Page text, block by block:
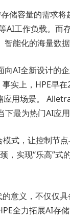
储容量的需求将
AI工作负载。而
能化的海量数据
AI全新设计的
实上，HPE早
用场景。
最为热门AI应用
式，让控制节
，实现“乐高”式
意义，不仅仅
全力拓展AI存储